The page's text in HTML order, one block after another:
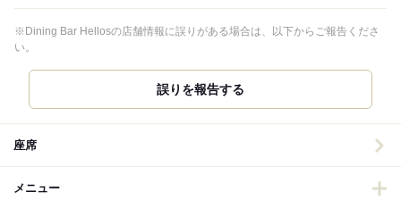
※Dining Bar Hellosの店舗情報に誤りがある場合は、以下からご報告くださ
い。
誤りを報告する
座席
メニュー